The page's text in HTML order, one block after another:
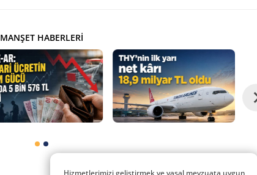
MANŞET HABERLERI
Hizmetlerimizi geliştirmek ve yasal mevzuata uygun